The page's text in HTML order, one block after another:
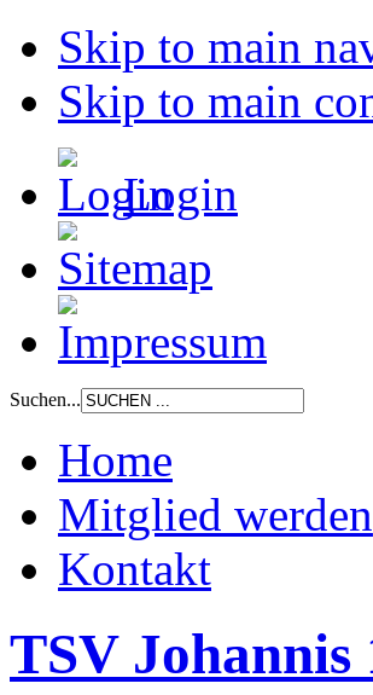
Skip to main
Skip to main
Login
Suchen...
Home
Mitglied werden
Kontakt
TSV Johannis